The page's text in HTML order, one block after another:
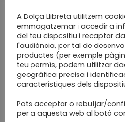
new project
paper
projecte nou
slow craft
water color
A Dolça Llibreta utilitzem
emmagatzemar i accedir a
del teu dispositiu i recaptar
l'audiència, per tal de
productes (per exemple
teu permís, podem utilitzar
geogràfica precisa i
característiques dels
Pots acceptar o rebutjar/
per a aquesta web al botó